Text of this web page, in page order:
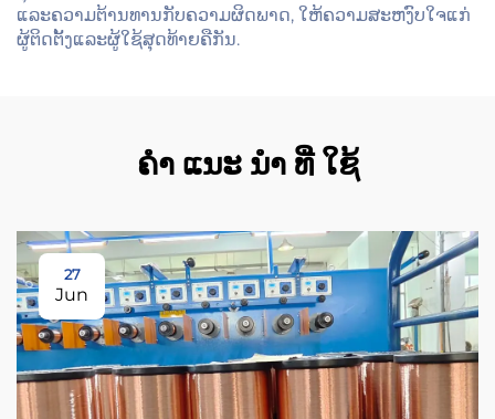
ແລະຄວາມຕ້ານທານກັບຄວາມຜິດພາດ, ໃຫ້ຄວາມສະຫງົບໃຈແກ່
ຜູ້ຕິດຕັ້ງແລະຜູ້ໃຊ້ສຸດທ້າຍຄືກັນ.
ຄໍາ ແນະ ນໍາ ທີ່ ໃຊ້
27
Jun